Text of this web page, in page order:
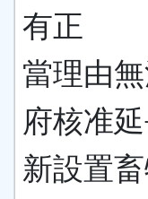
有正
當理由
府核准延
新設置